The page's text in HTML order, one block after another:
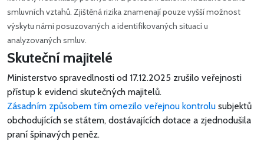
smluvních vztahů. Zjištěná rizika znamenají pouze vyšší možnost
výskytu námi posuzovaných a identifikovaných situací u
analyzovaných smluv.
Skuteční majitelé
Ministerstvo spravedlnosti od 17.12.2025 zrušilo veřejnosti
přístup k evidenci skutečných majitelů.
Zásadním způsobem tím omezilo veřejnou kontrolu subjektů
obchodujících se státem, dostávajících dotace a zjednodušila
praní špinavých peněz.